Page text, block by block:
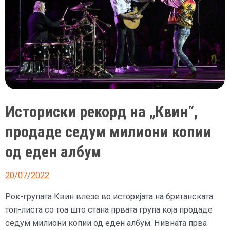
Историски рекорд на „Квин“,
продаде седум милиони копии
од еден албум
20/07/2022
Рок-групата Квин влезе во историјата на британската
топ-листа со тоа што стана првата група која продаде
седум милиони копии од еден албум. Нивната прва